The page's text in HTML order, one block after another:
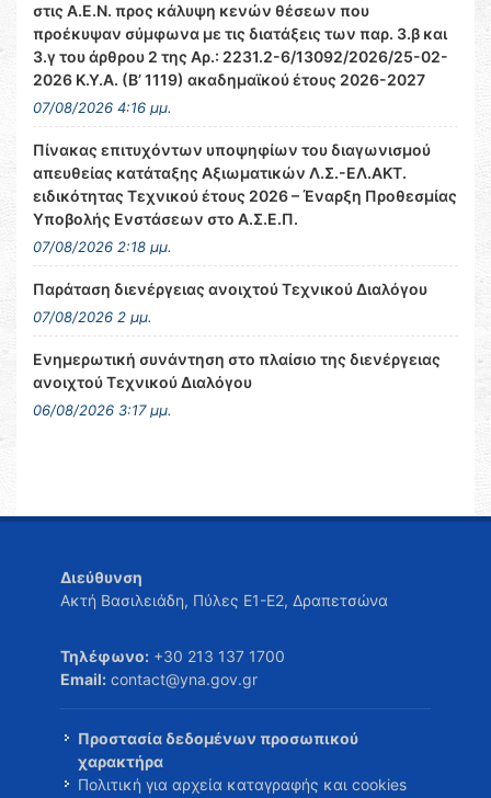
στις Α.Ε.Ν. προς κάλυψη κενών θέσεων που
προέκυψαν σύμφωνα με τις διατάξεις των παρ. 3.β και
3.γ του άρθρου 2 της Αρ.: 2231.2-6/13092/2026/25-02-
2026 Κ.Υ.Α. (Β’ 1119) ακαδημαϊκού έτους 2026-2027
07/08/2026 4:16 μμ.
Πίνακας επιτυχόντων υποψηφίων του διαγωνισμού
απευθείας κατάταξης Αξιωματικών Λ.Σ.-ΕΛ.ΑΚΤ.
ειδικότητας Τεχνικού έτους 2026 – Έναρξη Προθεσμίας
Υποβολής Ενστάσεων στο Α.Σ.Ε.Π.
07/08/2026 2:18 μμ.
Παράταση διενέργειας ανοιχτού Τεχνικού Διαλόγου
07/08/2026 2 μμ.
Ενημερωτική συνάντηση στο πλαίσιο της διενέργειας
ανοιχτού Τεχνικού Διαλόγου
06/08/2026 3:17 μμ.
Διεύθυνση
Ακτή Βασιλειάδη, Πύλες Ε1-Ε2, Δραπετσώνα
Τηλέφωνο: +30 213 137 1700
Email: contact@yna.gov.gr
Προστασία δεδομένων προσωπικού
χαρακτήρα
Πολιτική για αρχεία καταγραφής και cookies